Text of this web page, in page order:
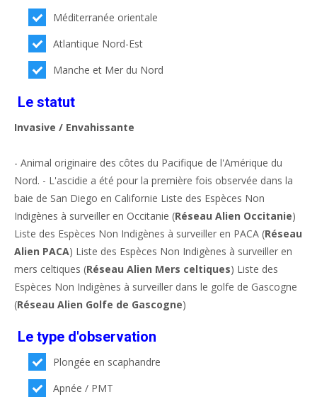
Méditerranée orientale
Atlantique Nord-Est
Manche et Mer du Nord
Le statut
Invasive / Envahissante
- Animal originaire des côtes du Pacifique de l'Amérique du
Nord. - L'ascidie a été pour la première fois observée dans la
baie de San Diego en Californie Liste des Espèces Non
Indigènes à surveiller en Occitanie (Réseau Alien Occitanie)
Liste des Espèces Non Indigènes à surveiller en PACA (Réseau
Alien PACA) Liste des Espèces Non Indigènes à surveiller en
mers celtiques (Réseau Alien Mers celtiques) Liste des
Espèces Non Indigènes à surveiller dans le golfe de Gascogne
(Réseau Alien Golfe de Gascogne)
Le type d'observation
Plongée en scaphandre
Apnée / PMT